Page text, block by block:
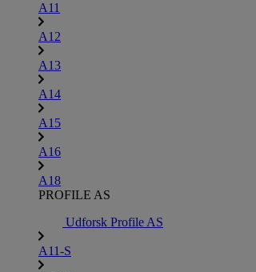
A11
A12
A13
A14
A15
A16
A18
PROFILE AS
Udforsk Profile AS
A11-S